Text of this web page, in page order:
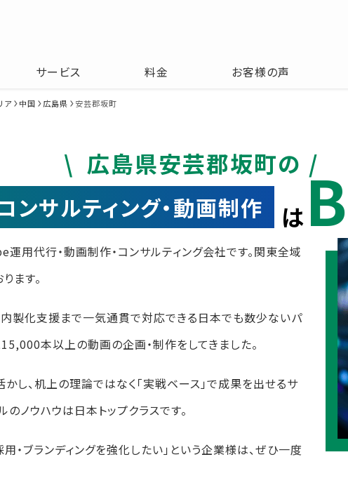
サービス 料金 お客様の声
ア 中国 広島県 安芸郡坂町
広島県安芸郡坂町の
サルティング・動画制作 は
用代行・動画制作・コンサルティング会社です。関東全域
ます。
内製化支援まで一気通貫で対応できる日本でも数少ないパ
本以上の動画の企画・制作をしてきました。
、机上の理論ではなく「実戦ベース」で成果を出せるサ
ノウハウは日本トップクラスです。
ブランディングを強化したい」という企業様は、ぜひ一度